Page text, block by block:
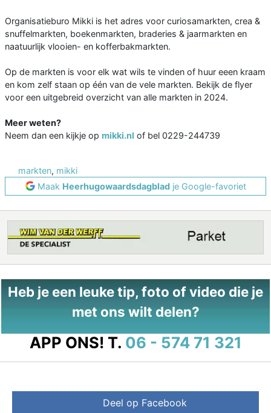
Organisatieburo Mikki is het adres voor curiosamarkten, crea &
snuffelmarkten, boekenmarkten, braderies & jaarmarkten en
naatuurlijk vlooien- en kofferbakmarkten.
Op de markten is voor elk wat wils te vinden of huur eeen kraam
en kom zelf staan op één van de vele markten. Bekijk de flyer
voor een uitgebreid overzicht van alle markten in 2024.
Meer weten?
Neem dan een kijkje op mikki.nl of bel 0229-244739
markten, mikki
Maak Heerhugowaardsdagbladje Google-favoriet
Heb je een leuke tip, foto of video die je
met ons wilt delen?
APP ONS! T. 06 - 574 71 321
Deel op Facebook